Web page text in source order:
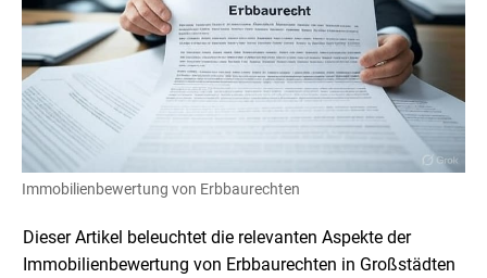
Immobilienbewertung von Erbbaurechten
Dieser Artikel beleuchtet die relevanten Aspekte der
Immobilienbewertung von Erbbaurechten in Großstädten